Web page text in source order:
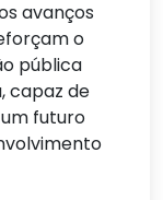
avanços
o
pública
capaz de
futuro